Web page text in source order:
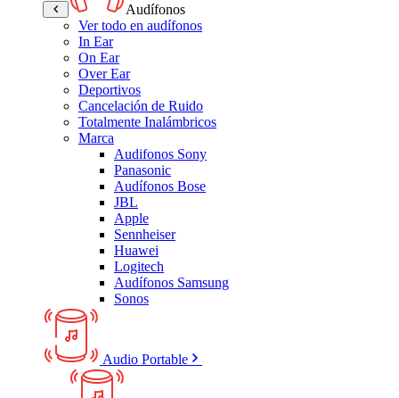
Audífonos
Ver todo en audífonos
In Ear
On Ear
Over Ear
Deportivos
Cancelación de Ruido
Totalmente Inalámbricos
Marca
Audifonos Sony
Panasonic
Audífonos Bose
JBL
Apple
Sennheiser
Huawei
Logitech
Audífonos Samsung
Sonos
Audio Portable